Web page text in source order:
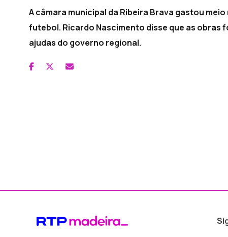
A câmara municipal da Ribeira Brava gastou
futebol. Ricardo Nascimento disse que as
ajudas do governo regional.